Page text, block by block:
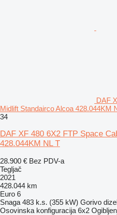
DAF
Midlift Standairco Alcoa 428.044KM
34
DAF XF 480 6X2 FTP Space
428.044KM NL T
28.900 € Bez PDV-a
Tegljač
2021
428.044 km
Euro 6
Snaga 483 k.s. (355 kW) Gorivo
Osovinska konfiguracija 6x2